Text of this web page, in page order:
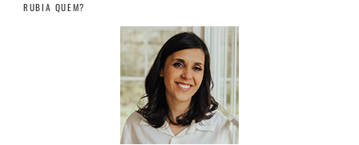
RUBIA QUEM?